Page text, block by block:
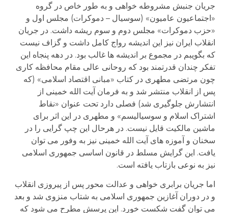
جریان جنبش مشروطه خواهی و به طور خاص در گروه
«اجتماعیون عامیون» (سوسیال – دموکرات) مجلس اول و
«حزب دموکرات» مجلس دوم و سوم ریشه داشت. در جریان
انقلاب ایران نیز این اندیشه رواج کامل داشت و گزاف نیست
که بگویبم در مجموع بر اندیشه ها غالب بود. در دهه پنجاه این
تفکر چندان قدرتمند بود که روحانی عالی مقام محافظه کاری
چون مرتضی مطهری در کتاب «مبانی اقتصاد اسلامی» (که
پس از انقلاب منتشر شد و به فرمان آیت الله خمینی از
انتشارش جلوگیری شد) فصلی دارد تحت عنوان «نقاط
اشتراک اسلام و سوسیالیسم» و مطهری در این اثر برای
ماشین مالکیت قایل نیست. در هرحال این چپ گرایی را در
سخنان و آموزه های آیت الله خمینی نیز به وفور می توان
یافت. این گرایش مسلط در قانون اساسی جمهوری اسلامی
نیز به نوعی بازتاب یافته است.
اما جریان برابری خواهی و عدالت محور پس از پیروزی انقلاب
و در دوران آغازین جمهوری اسلامی به شتاب منزوی شد و بعد
می توان گفت شکست خورد. این پرسش مطرح می شود که